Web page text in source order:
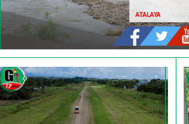
ATALAYA